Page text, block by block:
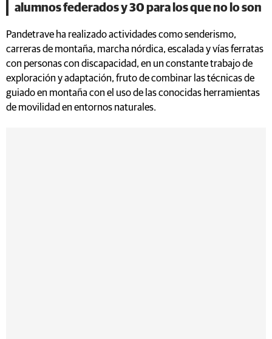
alumnos federados y 30 para los que no lo son
Pandetrave ha realizado actividades como senderismo,
carreras de montaña, marcha nórdica, escalada y vías ferratas
con personas con discapacidad, en un constante trabajo de
exploración y adaptación, fruto de combinar las técnicas de
guiado en montaña con el uso de las conocidas herramientas
de movilidad en entornos naturales.